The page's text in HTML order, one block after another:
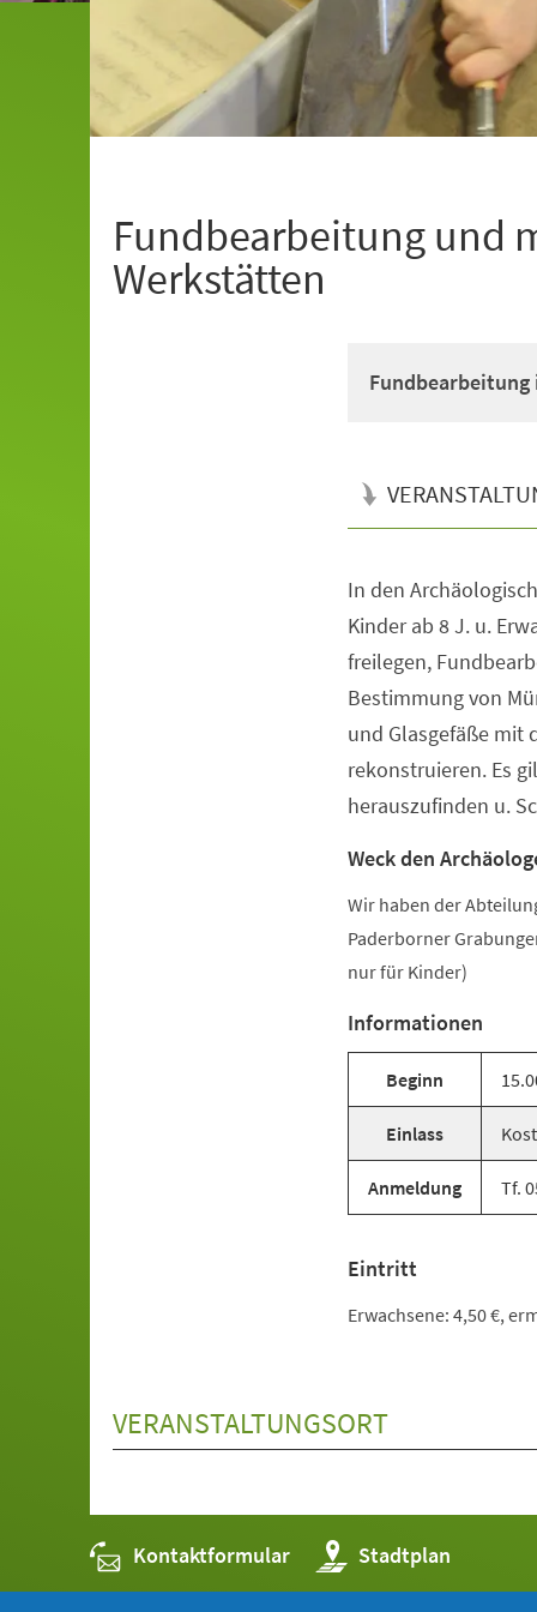
Fundbearbeitung und
Werkstätten
Fundbearbeitung
In den
Kinder ab 8 J. u.
freilegen,
Bestimmung von
und Glasgefäße mit
rekonstruieren. Es
herauszufinden u.
Weck den
Wir haben der
Paderborner
nur für Kinder)
Informationen
Beginn
Einlass
Anmeldung Tf.
Eintritt
Erwachsene: 4,50 €,
VERANSTALTUNGSORT
Kontaktformular Stadtplan
(Öffnet
in
einem